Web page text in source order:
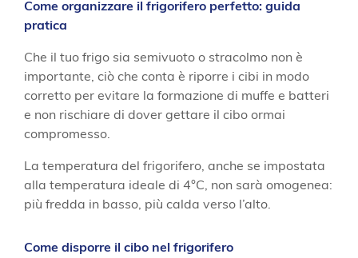
Come organizzare il frigorifero perfetto: guida
pratica
Che il tuo frigo sia semivuoto o stracolmo non è
importante, ciò che conta è riporre i cibi in modo
corretto per evitare la formazione di muffe e batteri
e non rischiare di dover gettare il cibo ormai
compromesso.
La temperatura del frigorifero, anche se impostata
alla temperatura ideale di 4°C, non sarà omogenea:
più fredda in basso, più calda verso l’alto.
Come disporre il cibo nel frigorifero